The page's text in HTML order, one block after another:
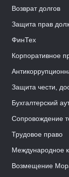
Возврат долгов
Защита прав
ФинТех
Корпоративное
Защита чести,
Бухгалтерский
Сопровождение
Трудовое право
Международное
Возмещение